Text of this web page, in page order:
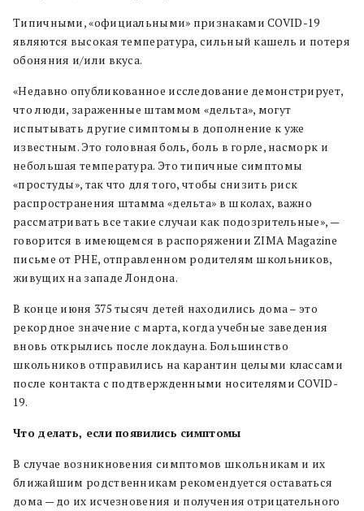
Типичными, «официальными» признаками COVID-19
являются высокая температура, сильный кашель и потеря
обоняния и/или вкуса.
«Недавно опубликованное исследование демонстрирует,
что люди, зараженные штаммом «дельта», могут
испытывать другие симптомы в дополнение к уже
известным. Это головная боль, боль в горле, насморк и
небольшая температура. Это типичные симптомы
«простуды», так что для того, чтобы снизить риск
распространения штамма «дельта» в школах, важно
рассматривать все такие случаи как подозрительные», —
говорится в имеющемся в распоряжении ZIMA Magazine
письме от PHE, отправленном родителям школьников,
живущих на западе Лондона.
В конце июня 375 тысяч детей находились дома – это
рекордное значение с марта, когда учебные заведения
вновь открылись после локдауна. Большинство
школьников отправились на карантин целыми классами
после контакта с подтвержденными носителями COVID-
19.
Что делать, если появились симптомы
В случае возникновения симптомов школьникам и их
ближайшим родственникам рекомендуется оставаться
дома — до их исчезновения и получения отрицательного